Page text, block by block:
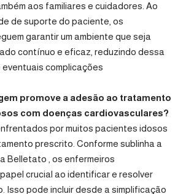
aos familiares e cuidadores. Ao
de suporte do paciente, os
garantir um ambiente que seja
contínuo e eficaz, reduzindo dessa
eventuais complicações
promove a adesão ao tratamento
com doenças cardiovasculares?
por muitos pacientes idosos
prescrito. Conforme sublinha a
Belletato , os enfermeiros
crucial ao identificar e resolver
Isso pode incluir desde a simplificação